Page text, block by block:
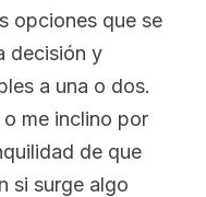
opciones que se
decisión y
a una o dos.
me inclino por
de que
si surge algo